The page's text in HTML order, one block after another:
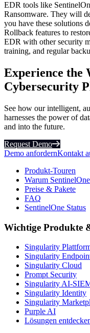
EDR tools like
Ransomware. They will
you have these solutions
Rollback features to
EDR with other security
training, and regular
Experience the
Cybersecurity
See how our intelligent,
harnesses the power of
and into the future.
Request Demo
Demo anfordernKontakt
Produkt-Touren
Warum SentinelOne
Preise & Pakete
FAQ
SentinelOne Status
Wichtige Produkte
Singularity
Singularity
Singularity Cloud
Prompt Security
Singularity AI-
Singularity Identity
Singularity
Purple AI
Lösungen